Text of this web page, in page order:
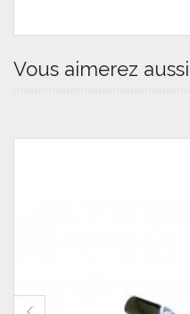
Vous aimerez aussi